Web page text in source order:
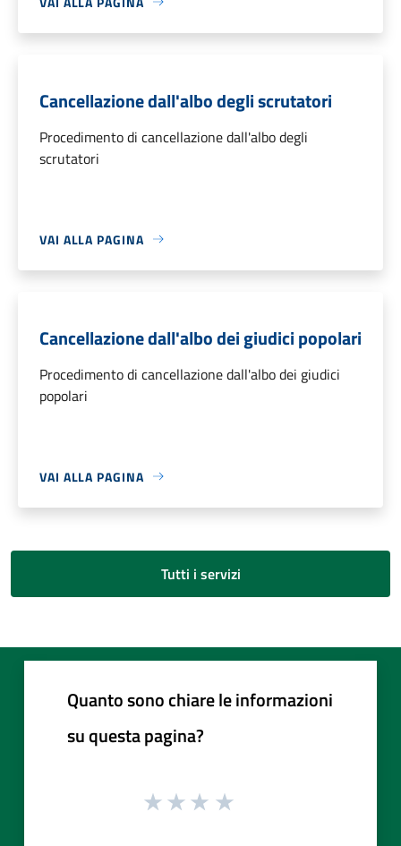
Cancellazione dall'albo degli scrutatori
Procedimento di cancellazione dall'albo degli
scrutatori
VAI ALLA PAGINA
Cancellazione dall'albo dei giudici popolari
Procedimento di cancellazione dall'albo dei giudici
popolari
VAI ALLA PAGINA
Tutti i servizi
Quanto sono chiare le informazioni
su questa pagina?